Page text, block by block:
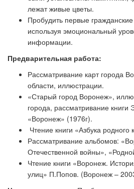
лежат живые цветы.
Пробудить первые
используя эмоциональный
информации.
Предварительная работа:
Рассматривание карт города
области, иллюстрации.
«Старый город Воронеж»,
города, рассматривание книги
«Воронеж» (1976г).
Чтение книги «Азбука
Рассматривание альбомов:
Отечественной войны»,
Чтение книги «Воронеж.
улиц» П.Попов. (Воронеж –